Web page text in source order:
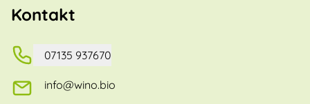
Kontakt
07135 937670
info@wino.bio